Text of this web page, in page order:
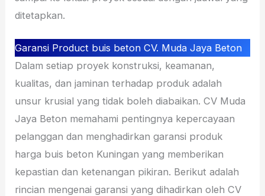
ditetapkan.
Garansi Product buis beton CV. Muda Jaya Beton
Dalam setiap proyek konstruksi, keamanan,
kualitas, dan jaminan terhadap produk adalah
unsur krusial yang tidak boleh diabaikan. CV Muda
Jaya Beton memahami pentingnya kepercayaan
pelanggan dan menghadirkan garansi produk
harga buis beton Kuningan yang memberikan
kepastian dan ketenangan pikiran. Berikut adalah
rincian mengenai garansi yang dihadirkan oleh CV